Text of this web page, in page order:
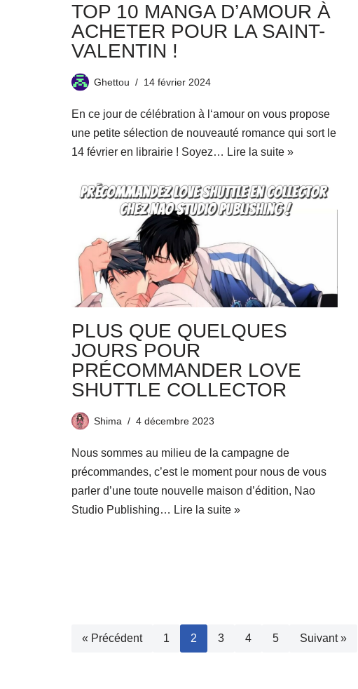
TOP 10 MANGA D’AMOUR À
ACHETER POUR LA SAINT-
VALENTIN !
Ghettou 14 février 2024
En ce jour de célébration à l‘amour on vous propose
une petite sélection de nouveauté romance qui sort le
14 février en librairie ! Soyez… Lire la suite »
PLUS QUE QUELQUES
JOURS POUR
PRÉCOMMANDER LOVE
SHUTTLE COLLECTOR
Shima 4 décembre 2023
Nous sommes au milieu de la campagne de
précommandes, c’est le moment pour nous de vous
parler d’une toute nouvelle maison d’édition, Nao
Studio Publishing… Lire la suite »
« Précédent 1 2 3 4 5 Suivant »